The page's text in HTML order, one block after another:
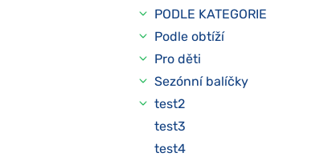
PODLE KATEGORIE
Podle obtíží
Pro děti
Sezónní balíčky
test2
test3
test4